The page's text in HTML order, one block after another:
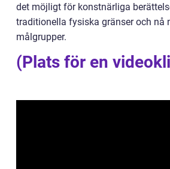
det möjligt för konstnärliga
traditionella fysiska gränser och nå
målgrupper.
(Plats för en